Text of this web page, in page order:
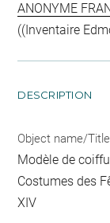
ANONYME
((Inventaire
DESCRIPTION
Object name/Title
Modèle de
Costumes des
XIV